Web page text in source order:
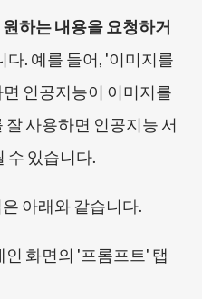
하는 내용을 요청하거
다. 예를 들어, '이미지를
인공지능이 이미지를
사용하면 인공지능 서
수 있습니다.
아래와 같습니다.
화면의 '프롬프트' 탭